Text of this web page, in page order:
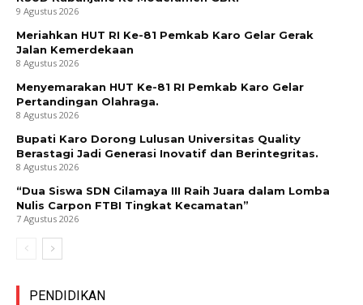
9 Agustus 2026
Meriahkan HUT RI Ke-81 Pemkab Karo Gelar Gerak
Jalan Kemerdekaan
8 Agustus 2026
Menyemarakan HUT Ke-81 RI Pemkab Karo Gelar
Pertandingan Olahraga.
8 Agustus 2026
Bupati Karo Dorong Lulusan Universitas Quality
Berastagi Jadi Generasi Inovatif dan Berintegritas.
8 Agustus 2026
“Dua Siswa SDN Cilamaya III Raih Juara dalam Lomba
Nulis Carpon FTBI Tingkat Kecamatan”
7 Agustus 2026
PENDIDIKAN